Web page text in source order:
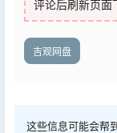
评论后刷新页面
吉观网盘
这些信息可能会帮